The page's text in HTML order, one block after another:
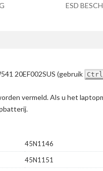
ESD
20EF002SUS (gebruik Ctrl
vermeld. Als u het
45N1146
45N1151